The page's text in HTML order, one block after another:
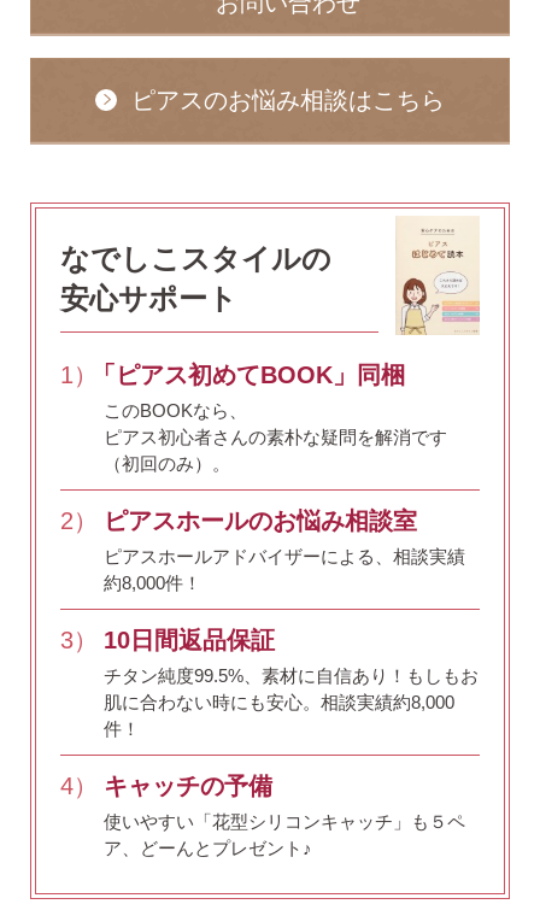
ピアスのお悩み相談はこちら
なでしこスタイルの
安心サポート
1） 「ピアス初めてBOOK」同梱
このBOOKなら、
ピアス初心者さんの素朴な疑問を解消です
（初回のみ）。
2） ピアスホールのお悩み相談室
ピアスホールアドバイザーによる、相談実績
約8,000件！
3） 10日間返品保証
チタン純度99.5%、素材に自信あり！ もしもお
肌に合わない時にも安心。相談実績約8,000
件！
4） キャッチの予備
使いやすい「花型シリコンキャッチ」も５ペ
ア、どーんとプレゼント♪